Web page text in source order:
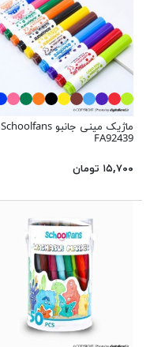
ماژیک مینی جانبو Schoolfans
FA92439
۱۵,۷۰۰ تومان